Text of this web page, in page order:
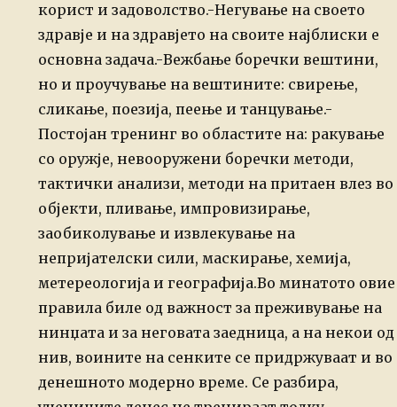
корист и задоволство.-Негување на своето
здравје и на здравјето на своите најблиски е
основна задача.-Вежбање боречки вештини,
но и проучување на вештините: свирење,
сликање, поезија, пеење и танцување.-
Постојан тренинг во областите на: ракување
со оружје, невооружени боречки методи,
тактички анализи, методи на притаен влез во
објекти, пливање, импровизирање,
заобиколување и извлекување на
непријателски сили, маскирање, хемија,
метереологија и географија.Во минатото овие
правила биле од важност за преживување на
нинџата и за неговата заедница, а на некои од
нив, воините на сенките се придржуваат и во
денешното модерно време. Се разбира,